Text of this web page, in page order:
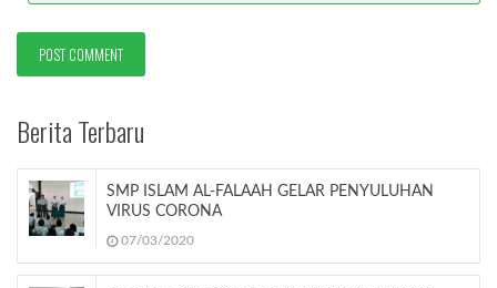
Berita Terbaru
SMP ISLAM AL-FALAAH GELAR PENYULUHAN
VIRUS CORONA
07/03/2020